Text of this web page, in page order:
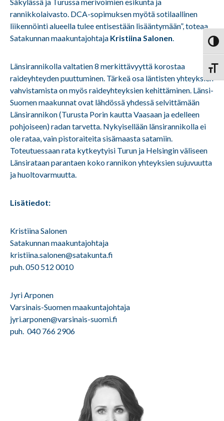
rannikkolaivasto. DCA-sopimuksen myötä sotilaallinen
liikennöinti alueella tulee entisestään lisääntymään”, toteaa
Satakunnan maakuntajohtaja Kristiina Salonen.
Länsirannikolla valtatien 8 merkittävyyttä korostaa
raideyhteyden puuttuminen. Tärkeä osa läntisten yhteyksien
vahvistamista on myös raideyhteyksien kehittäminen. Länsi-
Suomen maakunnat ovat lähdössä yhdessä selvittämään
Länsirannikon (Turusta Porin kautta Vaasaan ja edelleen
pohjoiseen) radan tarvetta. Nykyisellään länsirannikolla ei
ole rataa, vain pistoraiteita sisämaasta satamiin.
Toteutuessaan rata kytkeytyisi Turun ja Helsingin väliseen
Länsirataan parantaen koko rannikon yhteyksien sujuvuutta
ja huoltovarmuutta.
Lisätiedot:
Kristiina Salonen
Satakunnan maakuntajohtaja
kristiina.salonen@satakunta.fi
puh. 050 512 0010
Jyri Arponen
Varsinais-Suomen maakuntajohtaja
jyri.arponen@varsinais-suomi.fi
puh. 040 766 2906